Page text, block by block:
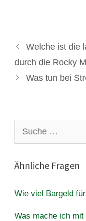
Welche ist die
durch die Rocky
Was tun bei
nach:
Ähnliche Fragen
Wie viel Bargeld
Was mache ich